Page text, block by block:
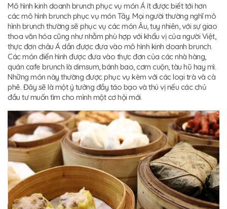
Mô hình kinh doanh brunch phục vụ món Á ít được biết tới hơn
các mô hình brunch phục vụ món Tây. Mọi người thường nghĩ mô
hình brunch thường sẽ phục vụ các món Âu, tuy nhiên, với sự giao
thoa văn hóa cũng như nhằm phù hợp với khẩu vị của người Việt,
thực đơn châu Á dần được đưa vào mô hình kinh doanh brunch.
Các món điển hình được đưa vào thực đơn của các nhà hàng,
quán cafe brunch là dimsum, bánh bao, cơm cuộn, tàu hũ hay mì.
Những món này thường được phục vụ kèm với các loại trà và cà
phê. Đây sẽ là một ý tưởng đầy táo bạo và thú vị nếu các chủ
đầu tư muốn tìm cho mình một cơ hội mới.